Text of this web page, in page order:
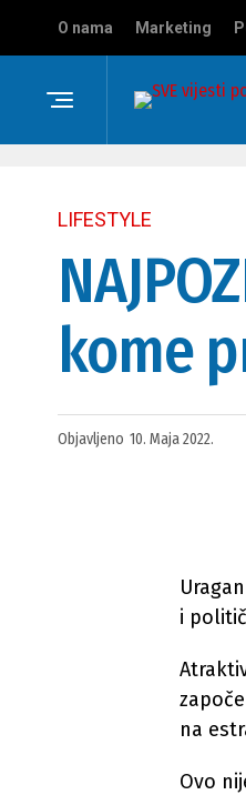
O nama Marketing
LIFESTYLE
kome
Objavljeno 10. Maja 2022.
i
na
Ovo